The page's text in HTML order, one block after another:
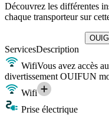
Découvrez les différentes
chaque transporteur sur
ServicesDescription
WifiVous avez accès
divertissement OUIFUN
Wifi
Prise électrique